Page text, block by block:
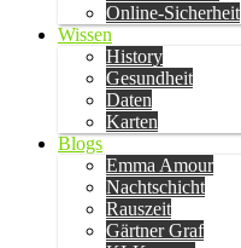
Online-Sicherheit
Wissen
History
Gesundheit
Daten
Karten
Blogs
Emma Amour
Nachtschicht
Rauszeit
Gärtner Graf